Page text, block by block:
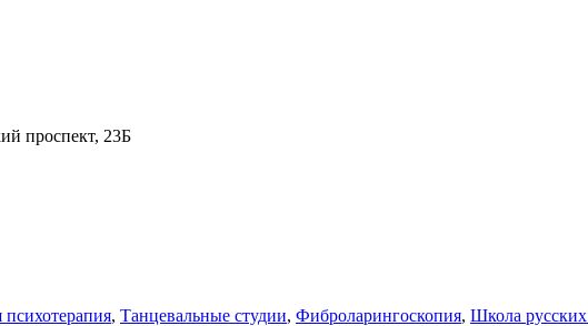
проспект, 23Б
психотерапия, Танцевальные студии, Фиброларингоскопия, Школа